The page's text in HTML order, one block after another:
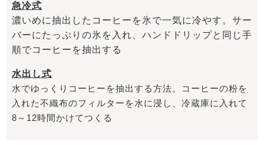
急冷式
濃いめに抽出したコーヒーを氷で一気に冷やす。サー
バーにたっぷりの氷を入れ、ハンドドリップと同じ手
順でコーヒーを抽出する
水出し式
水でゆっくりコーヒーを抽出する方法。コーヒーの粉を
入れた不織布のフィルターを水に浸し、冷蔵庫に入れて
8～12時間かけてつくる